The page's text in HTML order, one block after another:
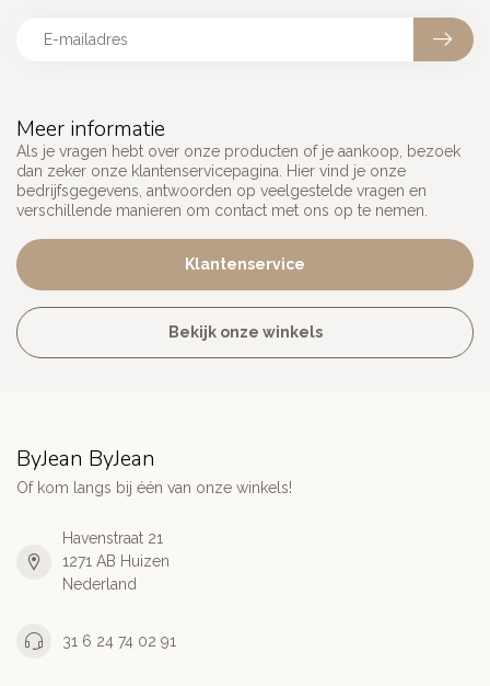
Meer informatie
Als je vragen hebt over onze producten of je aankoop, bezoek
dan zeker onze klantenservicepagina. Hier vind je onze
bedrijfsgegevens, antwoorden op veelgestelde vragen en
verschillende manieren om contact met ons op te nemen.
Klantenservice
Bekijk onze winkels
ByJean ByJean
Of kom langs bij één van onze winkels!
Havenstraat 21
1271 AB Huizen
Nederland
31 6 24 74 02 91